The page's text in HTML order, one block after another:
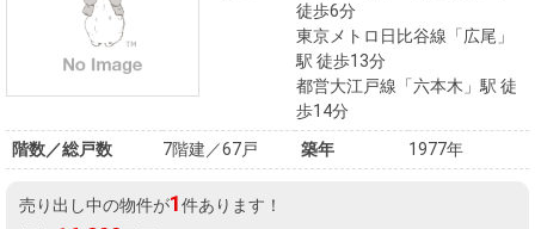
徒歩6分
東京メトロ日比谷線「広尾」
駅 徒歩13分
都営大江戸線「六本木」駅 徒
歩14分
階数／総戸数
7階建／67戸 築年 1977年
売り出し中の物件が1件あります！